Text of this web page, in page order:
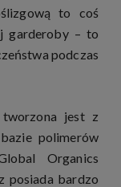
to coś
garderoby – to
podczas
tworzona jest z
polimerów
Organics
posiada bardzo